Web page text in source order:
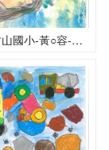
12-2優等-竹山國小-黃○容-我的鳥兒的音樂會